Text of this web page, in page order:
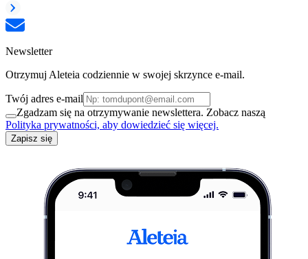
Newsletter
Otrzymuj Aleteia codziennie w swojej skrzynce e-mail.
Twój adres e-mail
Zgadzam się na otrzymywanie newslettera. Zobacz naszą
Polityka prywatności, aby dowiedzieć się więcej.
Zapisz się